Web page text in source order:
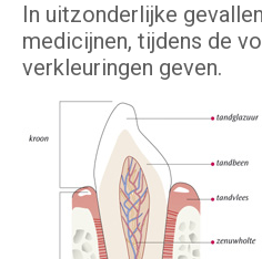
In uitzonderlijke
medicijnen, tijdens de
verkleuringen geven.